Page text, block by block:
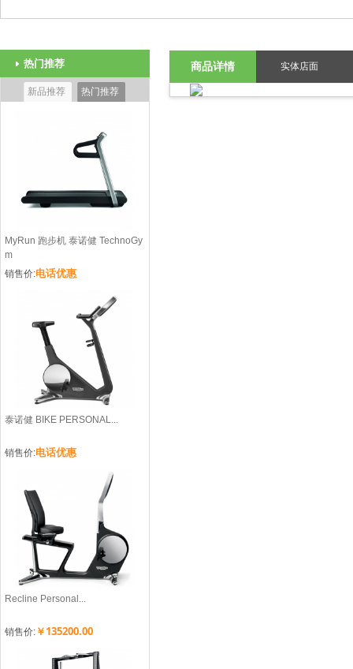
热门推荐
新品推荐 热门推荐
MyRun 跑步机 泰诺健 TechnoGy
m
销售价:电话优惠
泰诺健 BIKE PERSONAL...
销售价:电话优惠
Recline Personal...
销售价: ￥135200.00
商品详情 实体店面